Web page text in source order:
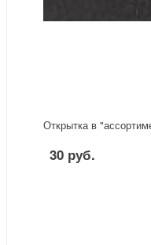
Открытка в
30 руб.